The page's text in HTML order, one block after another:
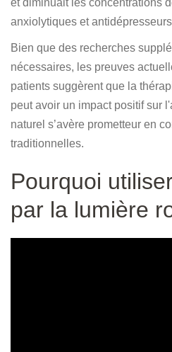
et diminuait les concentrations
anxiolytiques et
Bien que des recherches
nécessaires, les preuves
patients suggèrent que la
peut avoir un impact positif sur
naturel s’avère prometteur en
traditionnelles.
Pourquoi
par la lumière